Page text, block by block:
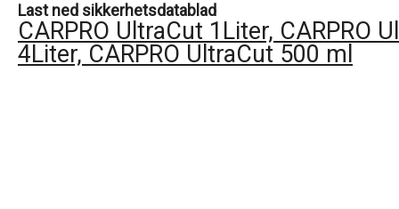
Last ned sikkerhetsdatablad
CARPRO UltraCut 1Liter, CARPRO
4Liter, CARPRO UltraCut 500 ml